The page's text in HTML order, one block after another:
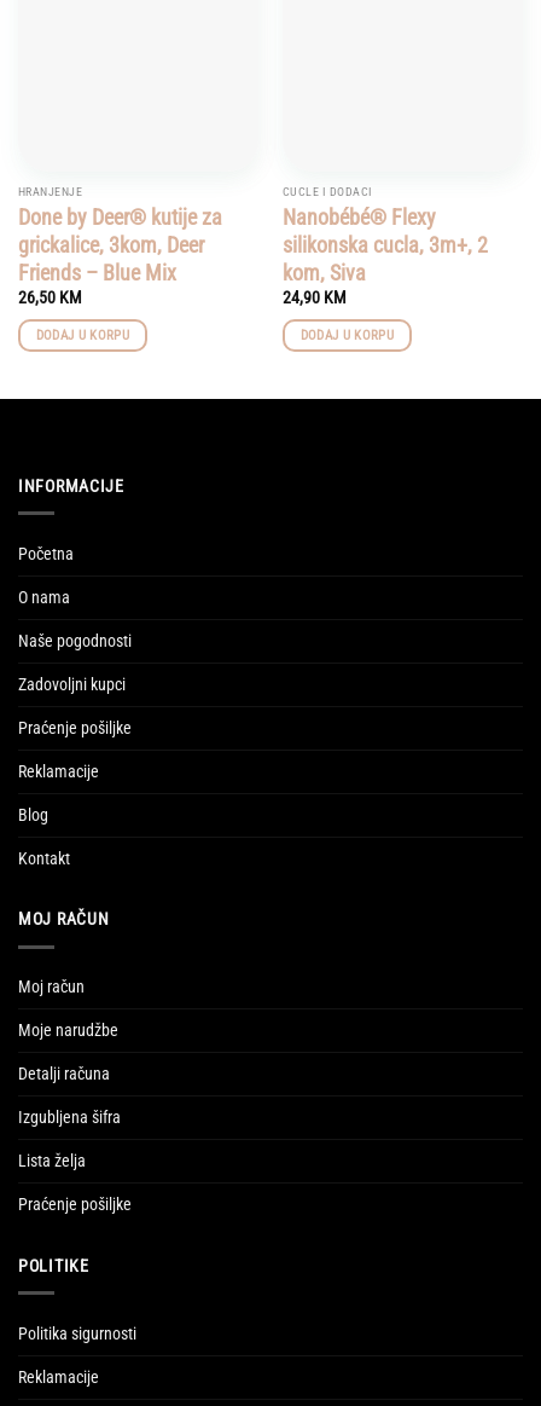
HRANJENJE
Done by Deer® kutije za
grickalice, 3kom, Deer
Friends – Blue Mix
26,50 KM
DODAJ U KORPU
CUCLE I DODACI
Nanobébé® Flexy
silikonska cucla, 3m+, 2
kom, Siva
24,90 KM
DODAJ U KORPU
INFORMACIJE
Početna
O nama
Naše pogodnosti
Zadovoljni kupci
Praćenje pošiljke
Reklamacije
Blog
Kontakt
MOJ RAČUN
Moj račun
Moje narudžbe
Detalji računa
Izgubljena šifra
Lista želja
Praćenje pošiljke
POLITIKE
Politika sigurnosti
Reklamacije